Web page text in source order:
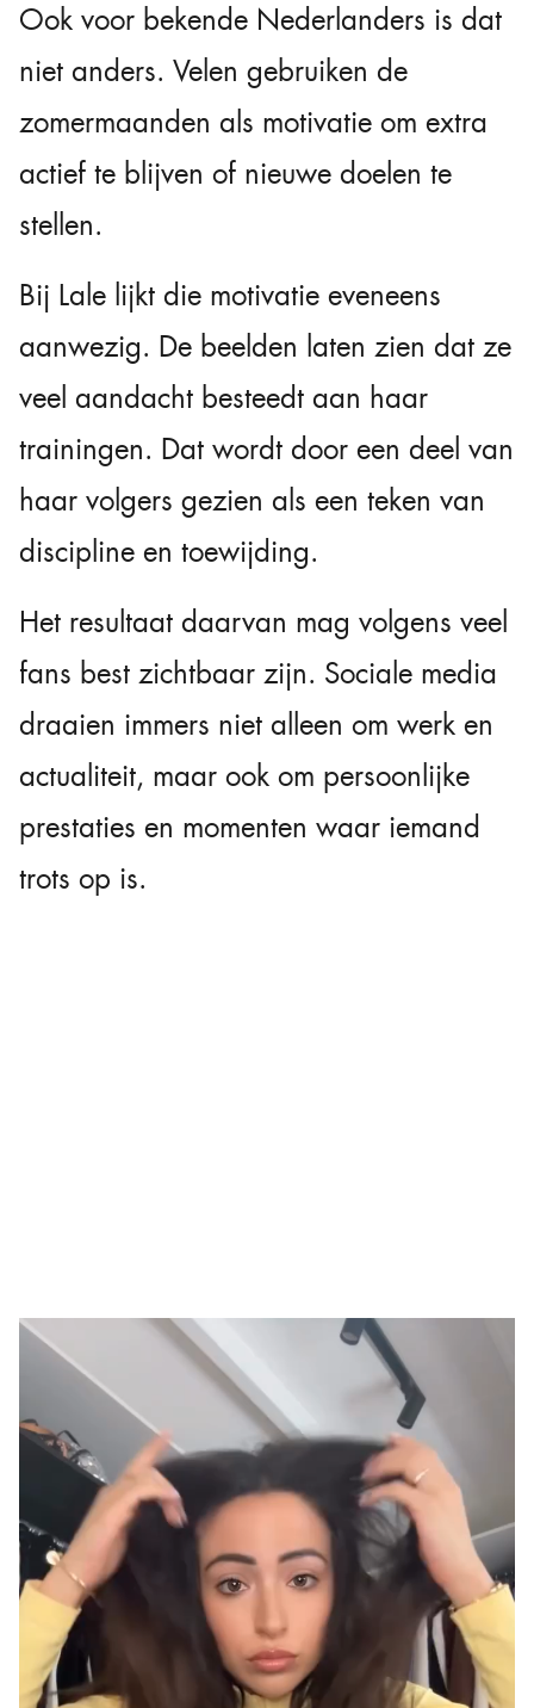
Ook voor bekende Nederlanders is dat
niet anders. Velen gebruiken de
zomermaanden als motivatie om extra
actief te blijven of nieuwe doelen te
stellen.
Bij Lale lijkt die motivatie eveneens
aanwezig. De beelden laten zien dat ze
veel aandacht besteedt aan haar
trainingen. Dat wordt door een deel van
haar volgers gezien als een teken van
discipline en toewijding.
Het resultaat daarvan mag volgens veel
fans best zichtbaar zijn. Sociale media
draaien immers niet alleen om werk en
actualiteit, maar ook om persoonlijke
prestaties en momenten waar iemand
trots op is.
Videospeler